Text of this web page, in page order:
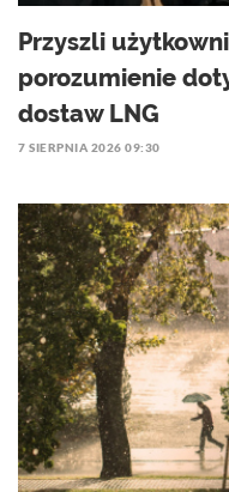
Przyszli
porozumienie
dostaw LNG
7 SIERPNIA 2026 09:30